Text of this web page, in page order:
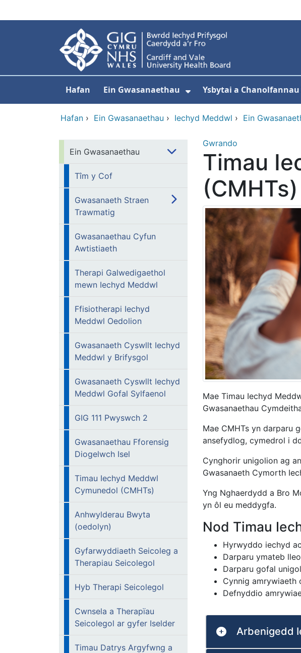
Hafan Ein Gwasanaethau Ysbytai a
Hafan › Ein Gwasanaethau › Iechyd Meddwl › Ein
Ein Gwasanaethau
Tîm y Cof
Gwasanaeth Straen
Trawmatig
Gwasanaethau Cyfun
Awtistiaeth
Therapi Galwedigaethol
mewn Iechyd Meddwl
Ffisiotherapi Iechyd
Meddwl Oedolion
Gwasanaeth Cyswllt Iechyd
Meddwl y Brifysgol
Gwasanaeth Cyswllt Iechyd
Meddwl Gofal Sylfaenol
GIG 111 Pwyswch 2
Gwasanaethau Fforensig
Diogelwch Isel
Timau Iechyd Meddwl
Cymunedol (CMHTs)
Anhwylderau Bwyta
(oedolyn)
Gyfarwyddiaeth Seicoleg a
Therapiau Seicolegol
Hyb Therapi Seicolegol
Cwnsela a Therapïau
Seicolegol ar gyfer Iselder
Timau Datrys Argyfwng a
Gwrando
Timau
(CMHTs)
Mae Timau Iechyd
Gwasanaethau
Mae CMHTs yn darparu
ansefydlog, cymedrol i
Cynghorir unigolion ag
Gwasanaeth Cymorth
Yng Nghaerdydd a Bro
yn ôl eu meddygfa.
Nod Timau
Hyrwyddo iechyd
Darparu ymateb
Darparu gofal
Cynnig amrywiaeth
Defnyddio
Arbenigedd